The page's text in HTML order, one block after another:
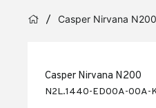
Casper Nirvana N200
Casper Nirvana N200
N2L.1440-ED00A-00A-